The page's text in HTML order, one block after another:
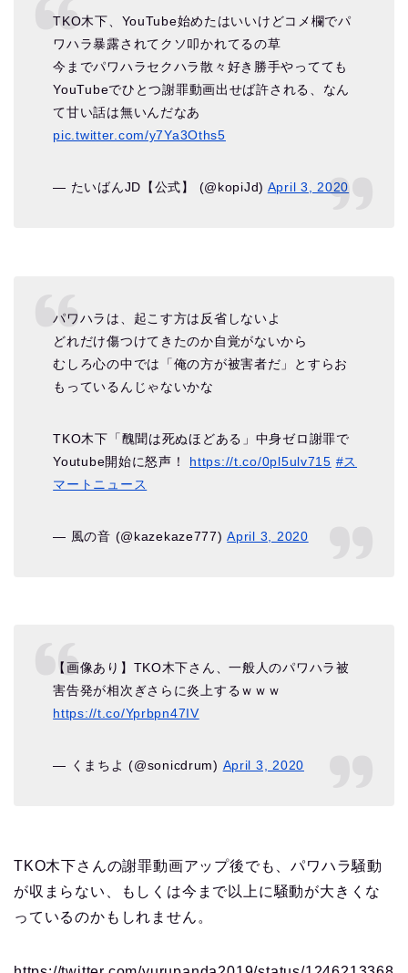
TKO木下、YouTube始めたはいいけどコメ欄でパ
ワハラ暴露されてクソ叩かれてるの草
今までパワハラセクハラ散々好き勝手やってても
YouTubeでひとつ謝罪動画出せば許される、なん
て甘い話は無いんだなあ
pic.twitter.com/y7Ya3Oths5
— たいばんJD【公式】 (@kopiJd) April 3, 2020
パワハラは、起こす方は反省しないよ
どれだけ傷つけてきたのか自覚がないから
むしろ心の中では「俺の方が被害者だ」とすらお
もっているんじゃないかな
TKO木下「醜聞は死ぬほどある」中身ゼロ謝罪で
Youtube開始に怒声！ https://t.co/0pl5ulv715 #ス
マートニュース
— 風の音 (@kazekaze777)April 3, 2020
【画像あり】TKO木下さん、一般人のパワハラ被
害告発が相次ぎさらに炎上するｗｗｗ
https://t.co/Yprbpn47IV
— くまちよ (@sonicdrum) April 3, 2020
TKO木下さんの謝罪動画アップ後でも、パワハラ騒動
が収まらない、もしくは今まで以上に騒動が大きくな
っているのかもしれません。